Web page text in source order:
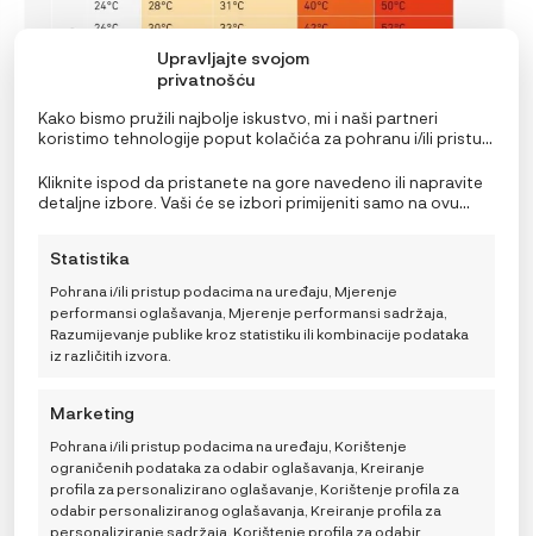
Upravljajte svojom
privatnošću
Kako bismo pružili najbolje iskustvo, mi i naši partneri
koristimo tehnologije poput kolačića za pohranu i/ili pristup
omogućit će nama i našim partnerima obradu osobnih
podataka kao što su ponašanje pri pregledavanju ili
jedinstveni ID-ovi na ovoj stranici i prikazujemo
privole može negativno utjecati na određene značajke i
Kliknite ispod da pristanete na gore navedeno ili napravite
detaljne izbore. Vaši će se izbori primijeniti samo na ovu
prekidača na Politici kolačića ili klikom na gumb za
upravljanje privolom na dnu ekrana.
Statistika
Pohrana i/ili pristup podacima na uređaju, Mjerenje
performansi oglašavanja, Mjerenje performansi sadržaja,
Razumijevanje publike kroz statistiku ili kombinacije podataka
iz različitih izvora.
Marketing
Pohrana i/ili pristup podacima na uređaju, Korištenje
ograničenih podataka za odabir oglašavanja, Kreiranje
profila za personalizirano oglašavanje, Korištenje profila za
odabir personaliziranog oglašavanja, Kreiranje profila za
personaliziranje sadržaja, Korištenje profila za odabir
još će više djece imati sigurno putovanje ljeti!